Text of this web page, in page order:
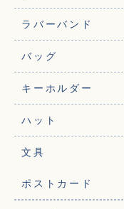
ラバーバンド
バッグ
キーホルダー
ハット
文具
ポストカード